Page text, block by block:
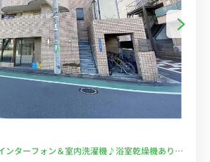
ンターフォン＆室内洗濯機♪浴室乾燥機あり/